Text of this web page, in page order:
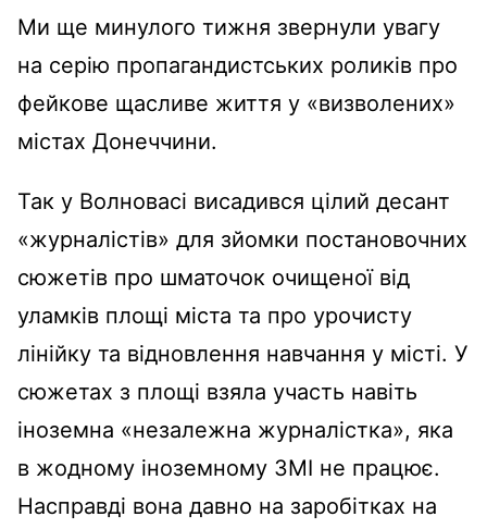
Ми ще минулого тижня звернули увагу
на серію пропагандистських роликів про
фейкове щасливе життя у «визволених»
містах Донеччини.
Так у Волновасі висадився цілий десант
«журналістів» для зйомки постановочних
сюжетів про шматочок очищеної від
уламків площі міста та про урочисту
лінійку та відновлення навчання у місті. У
сюжетах з площі взяла участь навіть
іноземна «незалежна журналістка», яка
в жодному іноземному ЗМІ не працює.
Насправді вона давно на заробітках на